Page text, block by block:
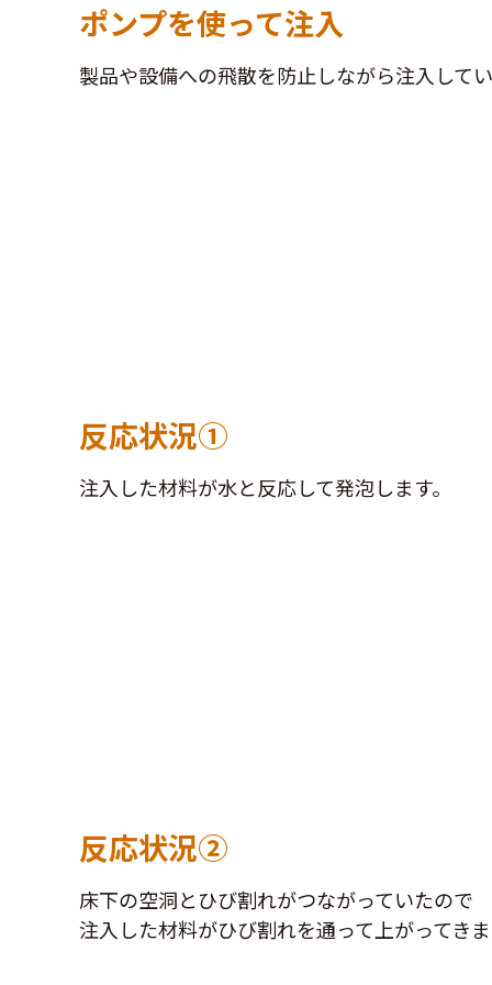
ポンプを使って注入
製品や設備への飛散を防止しながら注入して
反応状況①
注入した材料が水と反応して発泡します。
反応状況②
床下の空洞とひび割れがつながっていたので
注入した材料がひび割れを通って上がってき